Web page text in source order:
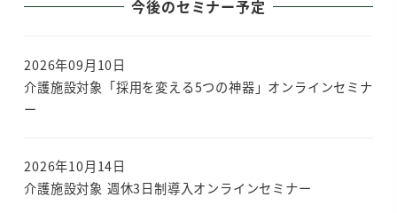
今後のセミナー予定
2026年09月10日
介護施設対象「採用を変える5つの神器」オンラインセミナ
ー
2026年10月14日
介護施設対象 週休3日制導入オンラインセミナー